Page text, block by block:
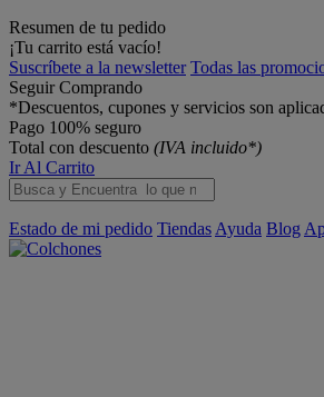
Resumen de tu pedido
¡Tu carrito está vacío!
Suscríbete a la newsletter Todas las
Seguir Comprando
*Descuentos, cupones y servicios son
Pago 100% seguro
Total con descuento (IVA incluido*)
Ir Al Carrito
Estado de mi pedido Tiendas Ayuda Blog